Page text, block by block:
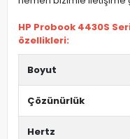
HP Probook 4430S
özellikleri:
Boyut
Çözünürlük
Hertz